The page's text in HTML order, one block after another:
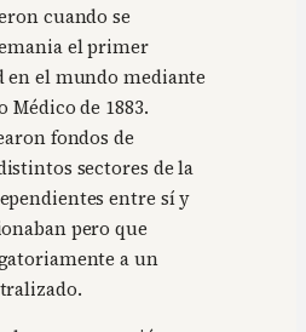
cuando se
el primer
en el mundo mediante
Médico de 1883.
fondos de
sectores de la
entre sí y
pero que
a un